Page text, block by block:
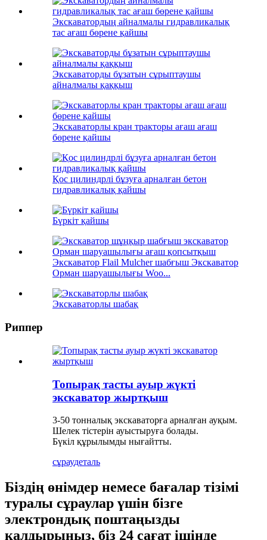
Экскаватордың айналмалы гидравликалық
тас ағаш бөрене қайшы
Экскаваторды бұзатын сұрыптаушы
айналмалы қаққыш
Экскаваторлы кран тракторы ағаш ағаш
бөрене қайшы
Қос цилиндрлі бұзуға арналған бетон
гидравликалық қайшы
Бүркіт қайшы
Экскаватор Flail Mulcher шабғыш Экскаватор
Орман шаруашылығы Woo...
Экскаваторлы шабақ
Риппер
Топырақ тасты ауыр жүкті
экскаватор жыртқыш
3-50 тонналық экскаваторға арналған ауқым.
Шелек тістерін ауыстыруға болады.
Бүкіл құрылымды нығайтты.
сұраудеталь
Біздің өнімдер немесе бағалар тізімі
туралы сұраулар үшін бізге
электрондық поштаңызды
қалдырыңыз, біз 24 сағат ішінде